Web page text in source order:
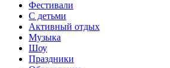
Фестивали
С детьми
Активный отдых
Музыка
Шоу
Праздники